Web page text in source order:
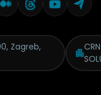
Zagreb,